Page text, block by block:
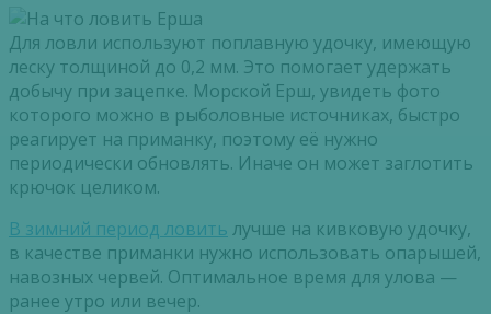
Для ловли используют поплавную удочку, имеющую
леску толщиной до 0,2 мм. Это помогает удержать
добычу при зацепке. Морской Ерш, увидеть фото
которого можно в рыболовные источниках, быстро
реагирует на приманку, поэтому её нужно
периодически обновлять. Иначе он может заглотить
крючок целиком.
В зимний период ловить лучше на кивковую удочку,
в качестве приманки нужно использовать опарышей,
навозных червей. Оптимальное время для улова —
ранее утро или вечер.